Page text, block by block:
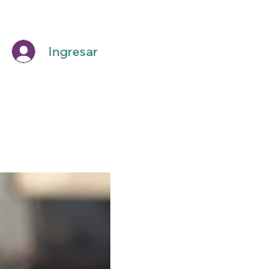
Ingresar